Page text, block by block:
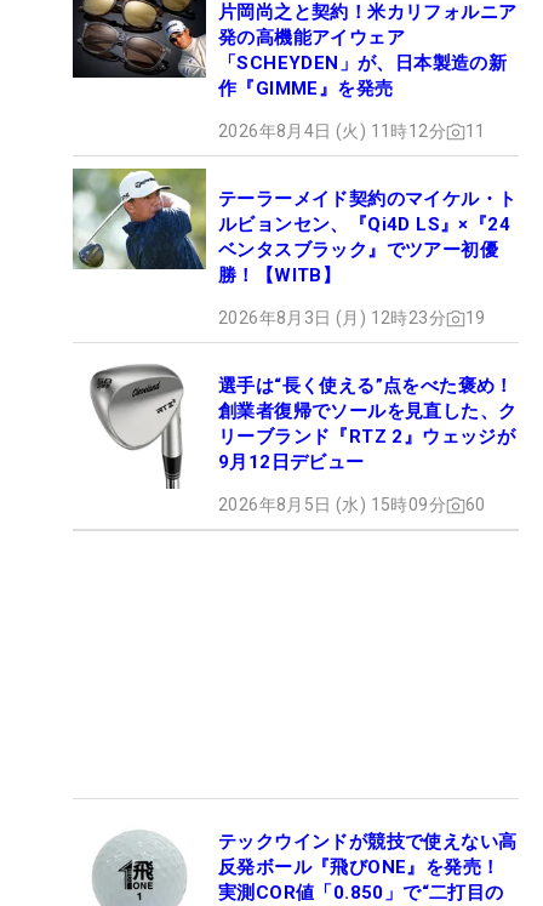
片岡尚之と契約！米カリフォルニア
発の高機能アイウェア
「SCHEYDEN」が、日本製造の新
作『GIMME』を発売
2026年8月4日 (火) 11時12分 11
テーラーメイド契約のマイケル・ト
ルビョンセン、『Qi4D LS』×『24
ベンタスブラック』でツアー初優
勝！【WITB】
2026年8月3日 (月) 12時23分 19
選手は“長く使える”点をべた褒め！
創業者復帰でソールを見直した、ク
リーブランド『RTZ 2』ウェッジが
9月12日デビュー
2026年8月5日 (水) 15時09分 60
テックウインドが競技で使えない高
反発ボール『飛びONE』を発売！
実測COR値「0.850」で“二打目の